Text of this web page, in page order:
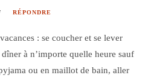
RÉPONDRE
: se coucher et se lever
à n’importe quelle heure sauf
ou en maillot de bain, aller